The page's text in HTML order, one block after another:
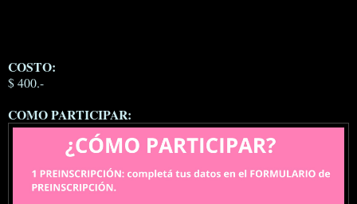
COSTO:
$ 400.-
COMO PARTICIPAR: